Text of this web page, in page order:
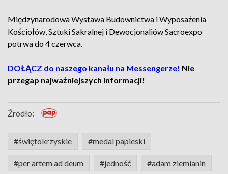
Międzynarodowa Wystawa Budownictwa i Wyposażenia
Kościołów, Sztuki Sakralnej i Dewocjonaliów Sacroexpo
potrwa do 4 czerwca.
DOŁĄCZ do naszego kanału na Messengerze! Nie
przegap najważniejszych informacji!
Źródło:
#świętokrzyskie #medal papieski
#per artem ad deum #jedność #adam ziemianin